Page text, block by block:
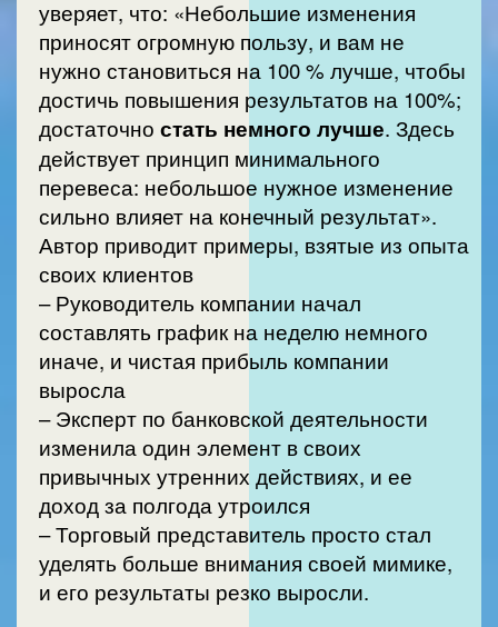
уверяет, что: «Небольшие изменения
приносят огромную пользу, и вам не
нужно становиться на 100 % лучше, чтобы
достичь повышения результатов на 100%;
достаточно стать немного лучше. Здесь
действует принцип минимального
перевеса: небольшое нужное изменение
сильно влияет на конечный результат».
Автор приводит примеры, взятые из опыта
своих клиентов
– Руководитель компании начал
составлять график на неделю немного
иначе, и чистая прибыль компании
выросла
– Эксперт по банковской деятельности
изменила один элемент в своих
привычных утренних действиях, и ее
доход за полгода утроился
– Торговый представитель просто стал
уделять больше внимания своей мимике,
и его результаты резко выросли.